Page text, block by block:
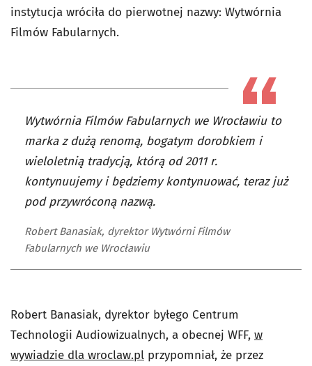
instytucja wróciła do pierwotnej nazwy: Wytwórnia
Filmów Fabularnych.
Wytwórnia Filmów Fabularnych we Wrocławiu to
marka z dużą renomą, bogatym dorobkiem i
wieloletnią tradycją, którą od 2011 r.
kontynuujemy i będziemy kontynuować, teraz już
pod przywróconą nazwą.
Robert Banasiak, dyrektor Wytwórni Filmów
Fabularnych we Wrocławiu
Robert Banasiak, dyrektor byłego Centrum
Technologii Audiowizualnych, a obecnej WFF, w
wywiadzie dla wroclaw.pl przypomniał, że przez